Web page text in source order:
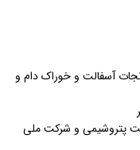
آسفالت و خوراک دام و
پتروشیمی و شرکت ملی